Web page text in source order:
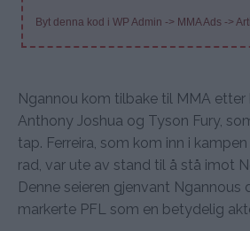
Byt denna kod i WP Admin -> MMA Ads ->
Ngannou kom tilbake til MMA
Anthony Joshua og Tyson Fury,
tap. Ferreira, som kom inn i
rad, var ute av stand til å stå imot
Denne seieren gjenvant Ngannous
markerte PFL som en betydelig